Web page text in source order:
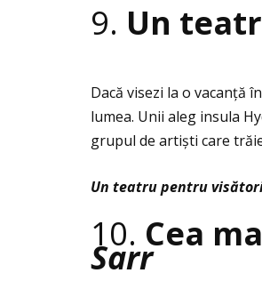
9. Un
Dacă visezi la o vacanţă
lumea. Unii aleg insula
grupul de artiști care
Un teatru pentru visă
10. Cea
Sarr